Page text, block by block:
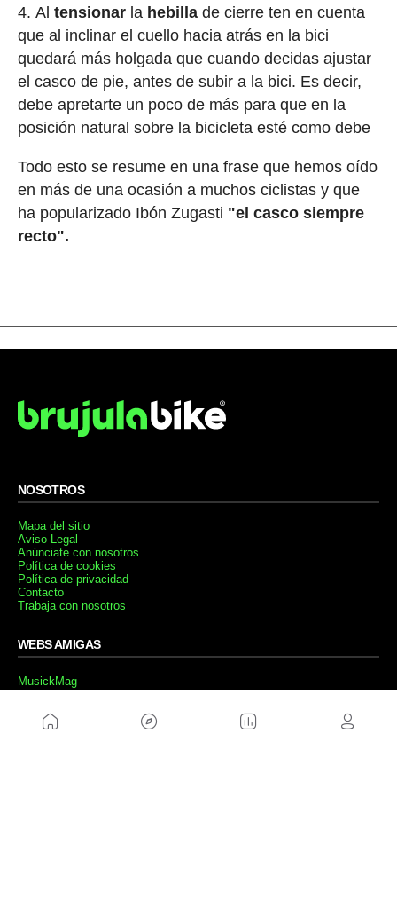
Al tensionarla hebillade cierre ten en cuenta
que al inclinar el cuello hacia atrás en la bici
quedará más holgada que cuando decidas ajustar
el casco de pie, antes de subir a la bici. Es decir,
debe apretarte un poco de más para que en la
posición natural sobre la bicicleta esté como debe
Todo esto se resume en una frase que hemos oído
en más de una ocasión a muchos ciclistas y que
ha popularizado Ibón Zugasti "el casco siempre
recto".
NOSOTROS
Mapa del sitio
Aviso Legal
Anúnciate con nosotros
Política de cookies
Política de privacidad
Contacto
Trabaja con nosotros
WEBS AMIGAS
MusickMag
SÍGUENOS